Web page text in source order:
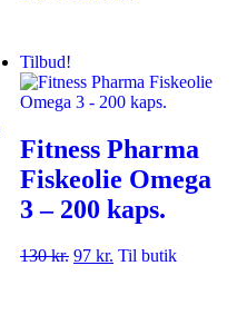
Tilbud!
Fitness Pharma
Fiskeolie Omega
3 – 200 kaps.
130kr. 97 kr. Til butik